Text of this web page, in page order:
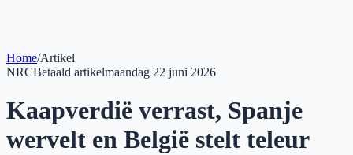
Home/Artikel
NRCBetaald artikelmaandag 22 juni 2026
Kaapverdië verrast, Spanje
wervelt en België stelt teleur